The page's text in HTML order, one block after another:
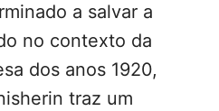
a salvar a
no contexto da
dos anos 1920,
traz um